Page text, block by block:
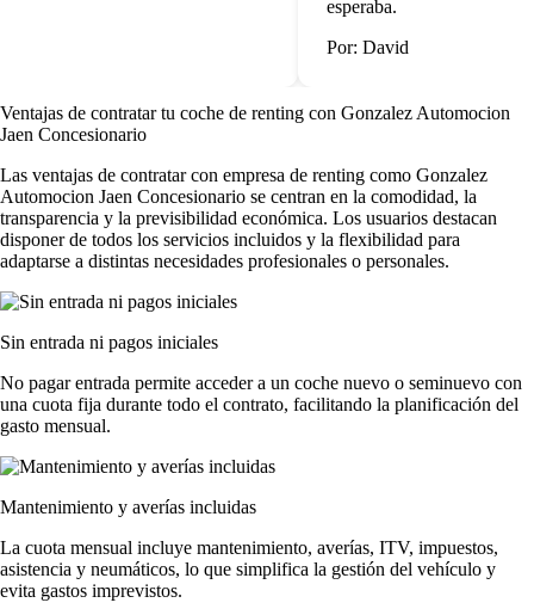
esperaba.
Por: David
Ventajas de contratar tu coche de renting con Gonzalez Automocion
Jaen Concesionario
Las ventajas de contratar con empresa de renting como Gonzalez
Automocion Jaen Concesionario se centran en la comodidad, la
transparencia y la previsibilidad económica. Los usuarios destacan
disponer de todos los servicios incluidos y la flexibilidad para
adaptarse a distintas necesidades profesionales o personales.
Sin entrada ni pagos iniciales
No pagar entrada permite acceder a un coche nuevo o seminuevo con
una cuota fija durante todo el contrato, facilitando la planificación del
gasto mensual.
Mantenimiento y averías incluidas
La cuota mensual incluye mantenimiento, averías, ITV, impuestos,
asistencia y neumáticos, lo que simplifica la gestión del vehículo y
evita gastos imprevistos.